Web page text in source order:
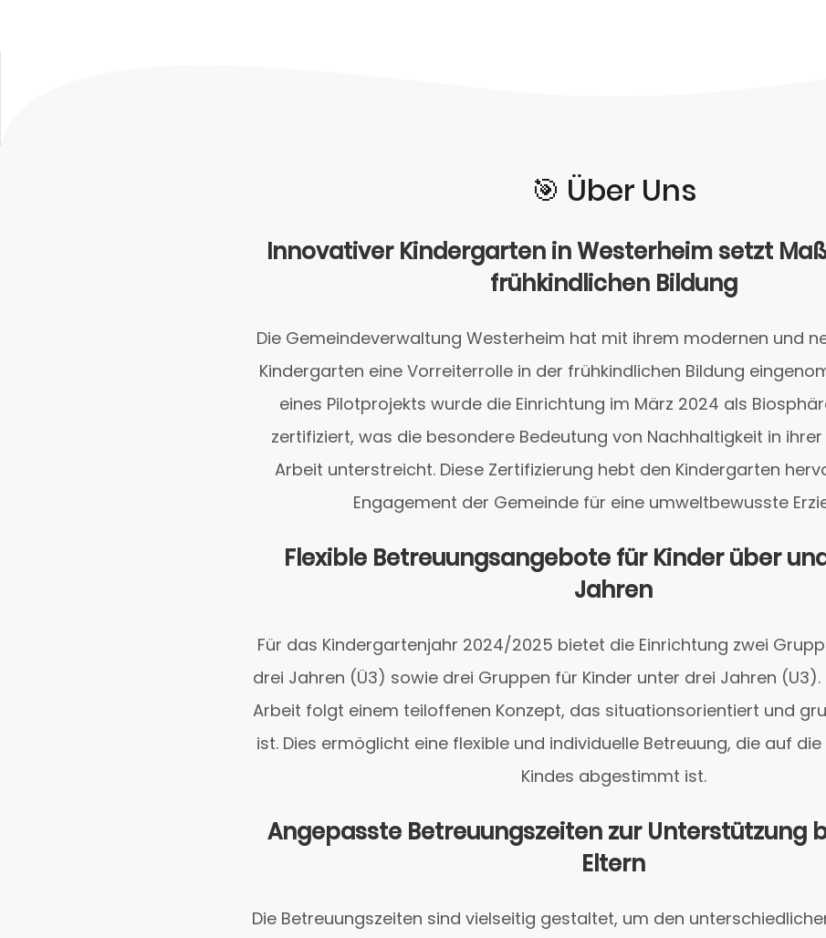
🎯️ Über Uns
Innovativer Kindergarten in Westerheim setzt
frühkindlichen Bildung
Die Gemeindeverwaltung Westerheim hat mit ihrem modernen und
Kindergarten eine Vorreiterrolle in der frühkindlichen Bildung
eines Pilotprojekts wurde die Einrichtung im März 2024 als
zertifiziert, was die besondere Bedeutung von Nachhaltigkeit in
Arbeit unterstreicht. Diese Zertifizierung hebt den Kindergarten
Engagement der Gemeinde für eine umweltbewusste
Flexible Betreuungsangebote für Kinder über
Jahren
Für das Kindergartenjahr 2024/2025 bietet die Einrichtung zwei
drei Jahren (Ü3) sowie drei Gruppen für Kinder unter drei Jahren
Arbeit folgt einem teiloffenen Konzept, das situationsorientiert und
ist. Dies ermöglicht eine flexible und individuelle Betreuung, die auf
Kindes abgestimmt ist.
Angepasste Betreuungszeiten zur Unterstützung
Eltern
Die Betreuungszeiten sind vielseitig gestaltet, um den